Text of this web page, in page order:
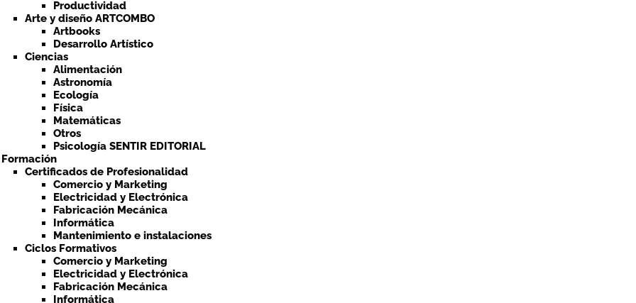
Productividad
Arte y diseño ARTCOMBO
Artbooks
Desarrollo Artístico
Ciencias
Alimentación
Astronomía
Ecología
Física
Matemáticas
Otros
Psicología SENTIR EDITORIAL
Certificados de Profesionalidad
Comercio y Marketing
Electricidad y Electrónica
Fabricación Mecánica
Informática
Mantenimiento e instalaciones
Ciclos Formativos
Comercio y Marketing
Electricidad y Electrónica
Fabricación Mecánica
Informática